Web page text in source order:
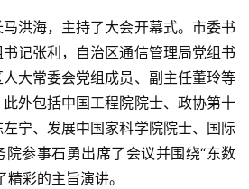
洪海，主持了大会开幕式。市委书
记张利，自治区通信管理局党组书
大常委会党组成员、副主任董玲等
外包括中国工程院院士、政协第十
宁、发展中国家科学院院士、国际
院参事石勇出席了会议并围绕“东数
彩的主旨演讲。